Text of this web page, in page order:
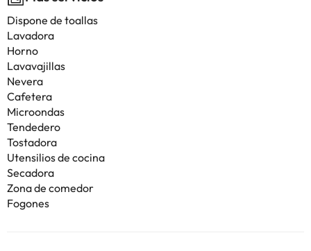
Dispone de toallas
Lavadora
Horno
Lavavajillas
Nevera
Cafetera
Microondas
Tendedero
Tostadora
Utensilios de cocina
Secadora
Zona de comedor
Fogones